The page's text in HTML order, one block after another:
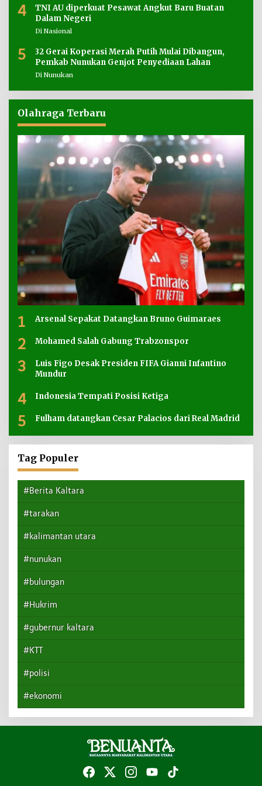
4
TNI AU diperkuat Pesawat Angkut Baru Buatan
Dalam Negeri
Di Nasional
5
32 Gerai Koperasi Merah Putih Mulai Dibangun,
Pemkab Nunukan Genjot Penyediaan Lahan
Di Nunukan
Olahraga Terbaru
1 Arsenal Sepakat Datangkan Bruno Guimaraes
2 Mohamed Salah Gabung Trabzonspor
3
Luis Figo Desak Presiden FIFA Gianni Infantino
Mundur
4 Indonesia Tempati Posisi Ketiga
5 Fulham datangkan Cesar Palacios dari Real Madrid
Tag Populer
#Berita Kaltara
#tarakan
#kalimantan utara
#nunukan
#bulungan
#Hukrim
#gubernur kaltara
#KTT
#polisi
#ekonomi